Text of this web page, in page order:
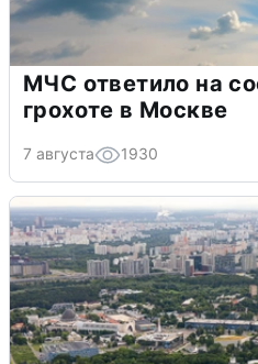
МЧС ответило на
грохоте в Москве
7 августа 1930